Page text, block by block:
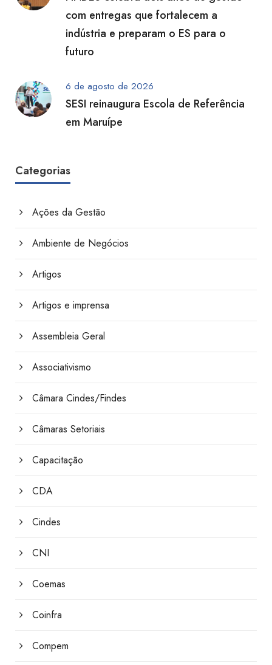
com entregas que fortalecem a
indústria e preparam o ES para o
futuro
6 de agosto de 2026
SESI reinaugura Escola de Referência
em Maruípe
Categorias
Ações da Gestão
Ambiente de Negócios
Artigos
Artigos e imprensa
Assembleia Geral
Associativismo
Câmara Cindes/Findes
Câmaras Setoriais
Capacitação
CDA
Cindes
CNI
Coemas
Coinfra
Compem